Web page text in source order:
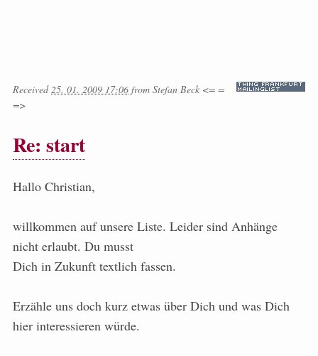
Received25. 01. 2009 17:06 from Stefan Beck <= =
=>
Re: start
Hallo Christian,
willkommen auf unsere Liste. Leider sind Anhänge
nicht erlaubt. Du musst
Dich in Zukunft textlich fassen.
Erzähle uns doch kurz etwas über Dich und was Dich
hier interessieren würde.